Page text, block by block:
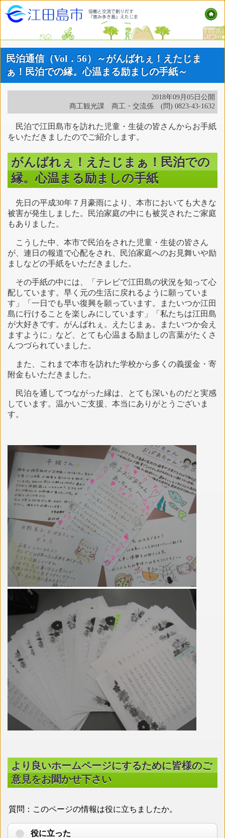
民泊通信（Vol．56）～がんばれぇ！えたじま
ぁ！民泊での縁。心温まる励ましの手紙～
2018年09月05日公開
商工観光課 商工・交流係 (問) 0823-43-1632
民泊で江田島市を訪れた児童・生徒の皆さんからお手紙
をいただきましたのでご紹介します。
がんばれぇ！えたじまぁ！民泊での
縁。心温まる励ましの手紙
先日の平成30年７月豪雨により、本市においても大きな
被害が発生しました。民泊家庭の中にも被災されたご家庭
もありました。
こうした中、本市で民泊をされた児童・生徒の皆さん
が、連日の報道で心配をされ、民泊家庭へのお見舞いや励
ましなどの手紙をいただきました。
その手紙の中には、「テレビで江田島の状況を知って心
配しています。早く元の生活に戻れるように願っていま
す」「一日でも早い復興を願っています。またいつか江田
島に行けることを楽しみにしています」「私たちは江田島
が大好きです。がんばれぇ。えたじまぁ。またいつか会え
ますように」など、とても心温まる励ましの言葉がたくさ
んつづられていました。
また、これまで本市を訪れた学校から多くの義援金・寄
附金もいただきました。
民泊を通してつながった縁は、とても深いものだと実感
しています。温かいご支援、本当にありがとうございま
す。
より良いホームページにするために皆様のご
意見をお聞かせ下さい
質問：このページの情報は役に立ちましたか。
役に立った